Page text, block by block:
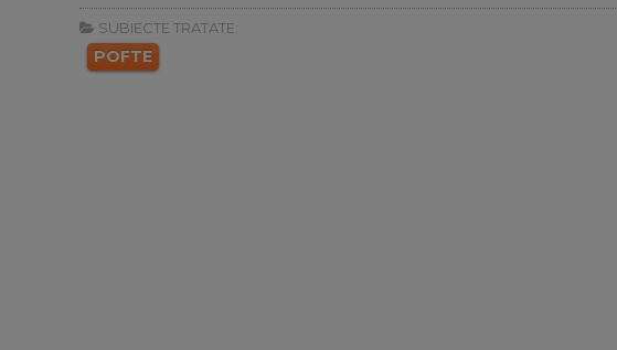
SUBIECTE TRATATE:
POFTE